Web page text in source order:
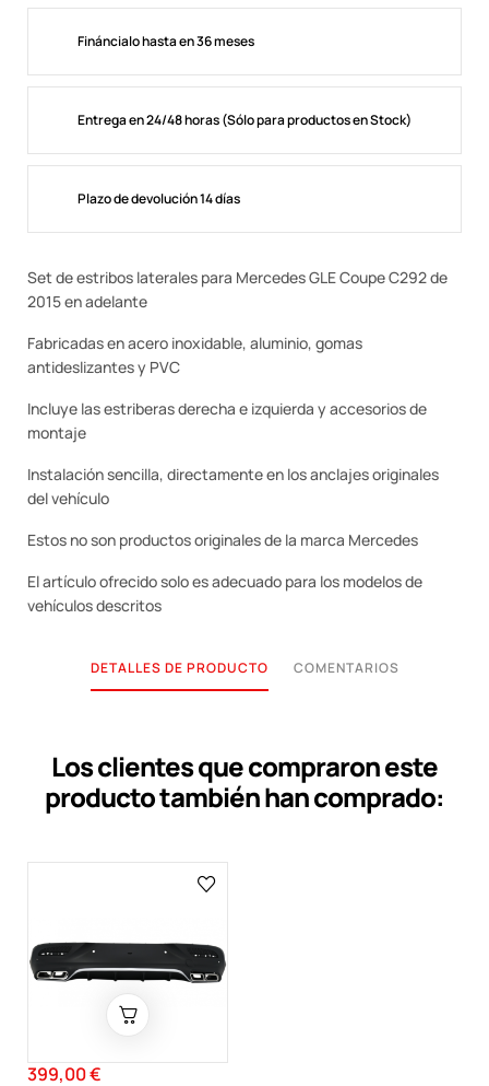
Fináncialo hasta en 36 meses
Entrega en 24/48 horas (Sólo para productos en Stock)
Plazo de devolución 14 días
Set de estribos laterales para Mercedes GLE Coupe C292 de
2015 en adelante
Fabricadas en acero inoxidable, aluminio, gomas
antideslizantes y PVC
Incluye las estriberas derecha e izquierda y accesorios de
montaje
Instalación sencilla, directamente en los anclajes originales
del vehículo
Estos no son productos originales de la marca Mercedes
El artículo ofrecido solo es adecuado para los modelos de
vehículos descritos
DETALLES DE PRODUCTO COMENTARIOS
Los clientes que compraron este
producto también han comprado:
Precio
399,00 €